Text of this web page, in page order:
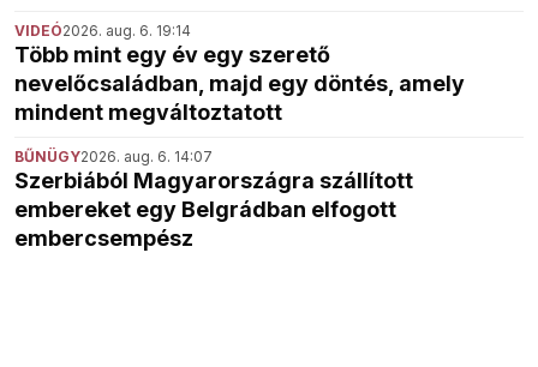
VIDEÓ2026. aug. 6. 19:14
Több mint egy év egy szerető
nevelőcsaládban, majd egy döntés, amely
mindent megváltoztatott
BŰNÜGY2026. aug. 6. 14:07
Szerbiából Magyarországra szállított
embereket egy Belgrádban elfogott
embercsempész